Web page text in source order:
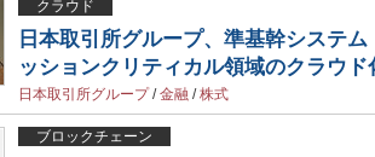
クラウド
日本取引所グループ、準基幹システ
ッションクリティカル領域のクラウド
日本取引所グループ/金融 /株式
ブロックチェーン